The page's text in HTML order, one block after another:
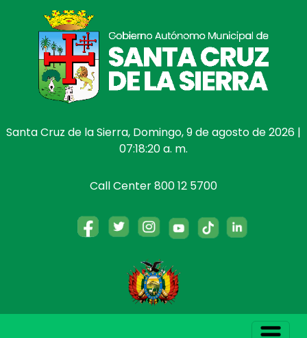
Santa Cruz de la Sierra, Domingo, 9 de agosto de 2026 |
07:18:20 a. m.
Call Center 800 12 5700